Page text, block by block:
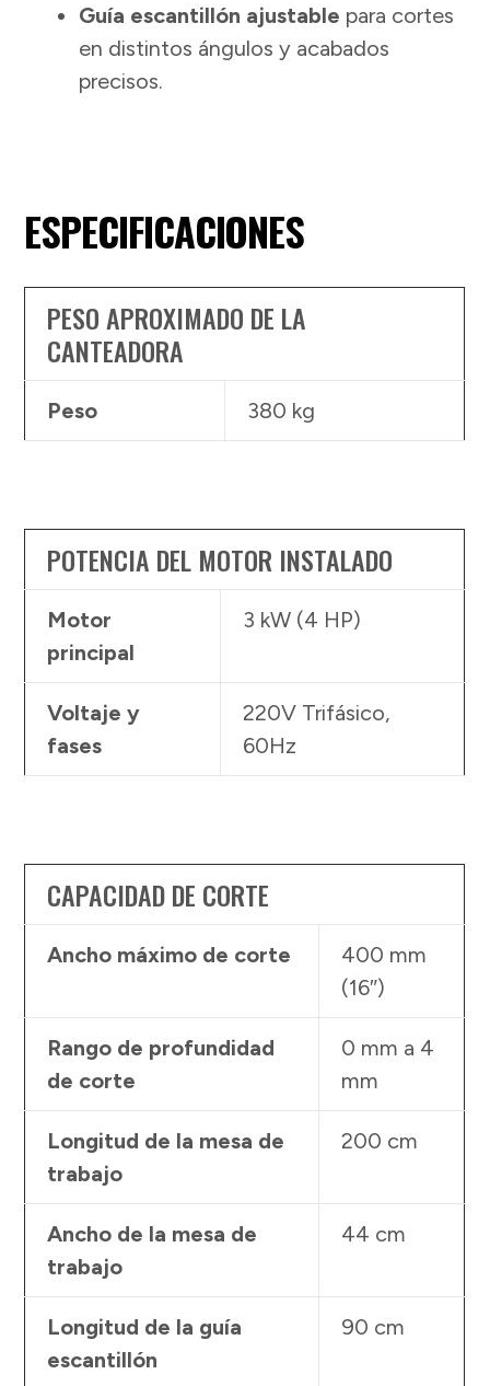
Guía escantillón ajustable para cortes
en distintos ángulos y acabados
precisos.
ESPECIFICACIONES
PESO APROXIMADO DE LA
CANTEADORA
Peso 380 kg
POTENCIA DEL MOTOR INSTALADO
Motor
principal
3 kW (4 HP)
Voltaje y
fases
220V Trifásico,
60Hz
CAPACIDAD DE CORTE
Ancho máximo de corte
400 mm
(16″)
Rango de profundidad
de corte
0 mm a 4
mm
Longitud de la mesa de
trabajo
200 cm
Ancho de la mesa de
trabajo
44 cm
Longitud de la guía
escantillón
90 cm